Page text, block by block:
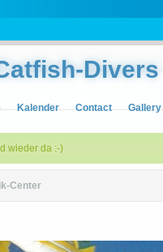
Divers
Kalender Contact Gallery
wieder da :-)
Center